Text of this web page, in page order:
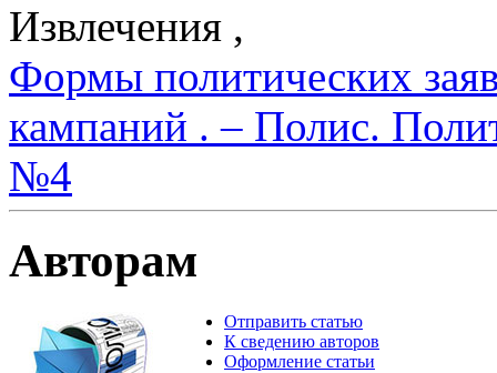
Извлечения ,
Формы политических
кампаний . – Полис.
№4
Авторам
Отправить статью
К сведению авторов
Оформление статьи